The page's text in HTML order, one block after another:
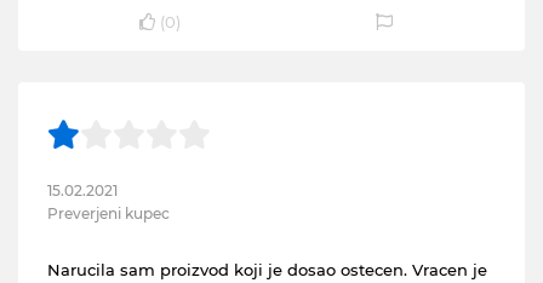
(0)
15.02.2021
Preverjeni kupec
Narucila sam proizvod koji je dosao ostecen. Vracen je